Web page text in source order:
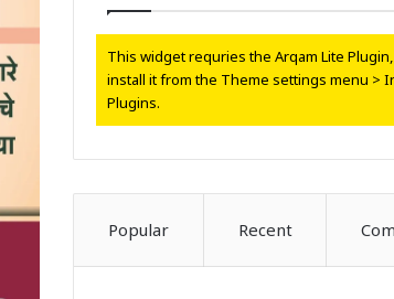
This widget requries the Arqam Lite Plugin,
install it from the Theme settings menu >
Plugins.
Popular Recent